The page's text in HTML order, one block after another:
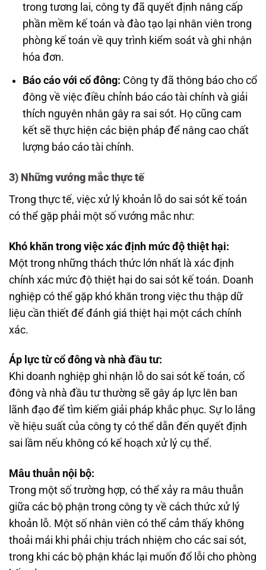
trong tương lai, công ty đã quyết định nâng cấp
phần mềm kế toán và đào tạo lại nhân viên trong
phòng kế toán về quy trình kiểm soát và ghi nhận
hóa đơn.
Báo cáo với cổ đông: Công ty đã thông báo cho cổ
đông về việc điều chỉnh báo cáo tài chính và giải
thích nguyên nhân gây ra sai sót. Họ cũng cam
kết sẽ thực hiện các biện pháp để nâng cao chất
lượng báo cáo tài chính.
3) Những vướng mắc thực tế
Trong thực tế, việc xử lý khoản lỗ do sai sót kế toán
có thể gặp phải một số vướng mắc như:
Khó khăn trong việc xác định mức độ thiệt hại:
Một trong những thách thức lớn nhất là xác định
chính xác mức độ thiệt hại do sai sót kế toán. Doanh
nghiệp có thể gặp khó khăn trong việc thu thập dữ
liệu cần thiết để đánh giá thiệt hại một cách chính
xác.
Áp lực từ cổ đông và nhà đầu tư:
Khi doanh nghiệp ghi nhận lỗ do sai sót kế toán, cổ
đông và nhà đầu tư thường sẽ gây áp lực lên ban
lãnh đạo để tìm kiếm giải pháp khắc phục. Sự lo lắng
về hiệu suất của công ty có thể dẫn đến quyết định
sai lầm nếu không có kế hoạch xử lý cụ thể.
Mâu thuẫn nội bộ:
Trong một số trường hợp, có thể xảy ra mâu thuẫn
giữa các bộ phận trong công ty về cách thức xử lý
khoản lỗ. Một số nhân viên có thể cảm thấy không
thoải mái khi phải chịu trách nhiệm cho các sai sót,
trong khi các bộ phận khác lại muốn đổ lỗi cho phòng